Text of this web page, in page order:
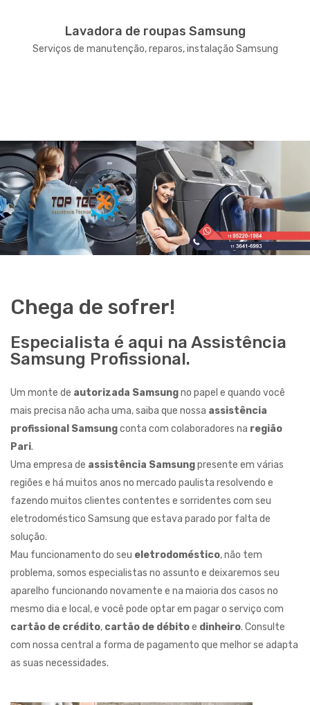
Lavadora de roupas Samsung
Serviços de manutenção, reparos, instalação Samsung
Chega de sofrer!
Especialista é aqui na Assistência
Samsung Profissional.
Um monte de autorizada Samsungno papel e quando você
mais precisa não acha uma, saiba que nossa assistência
profissional Samsungconta com colaboradores na região
Pari.
Uma empresa de assistência Samsungpresente em várias
regiões e há muitos anos no mercado paulista resolvendo e
fazendo muitos clientes contentes e sorridentes com seu
eletrodoméstico Samsung que estava parado por falta de
solução.
Mau funcionamento do seu eletrodoméstico, não tem
problema, somos especialistas no assunto e deixaremos seu
aparelho funcionando novamente e na maioria dos casos no
mesmo dia e local, e você pode optar em pagar o serviço com
cartão de crédito, cartão de débitoe dinheiro. Consulte
com nossa central a forma de pagamento que melhor se adapta
as suas necessidades.